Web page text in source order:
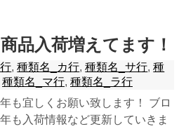
品入荷増えてます！
,種類名_カ行,種類名_サ行,種
種類名_マ行, 種類名_ラ行
も宜しくお願い致します！ ブロ
も入荷情報など更新していきま